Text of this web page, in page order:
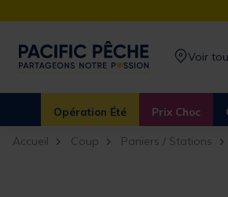
Voir
Opération Été Prix Choc
Accueil Coup Paniers / Stations